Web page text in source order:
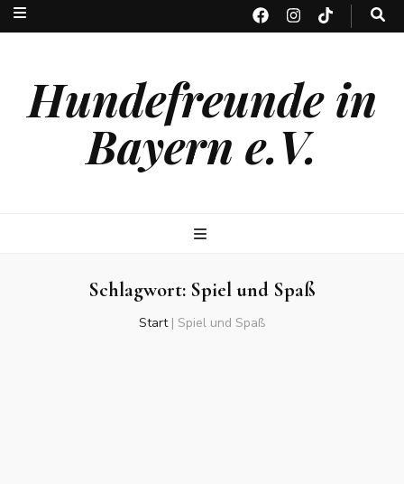
Hundefreunde in
Bayern e.V.
Schlagwort: Spiel und Spaß
Start | Spiel und Spaß